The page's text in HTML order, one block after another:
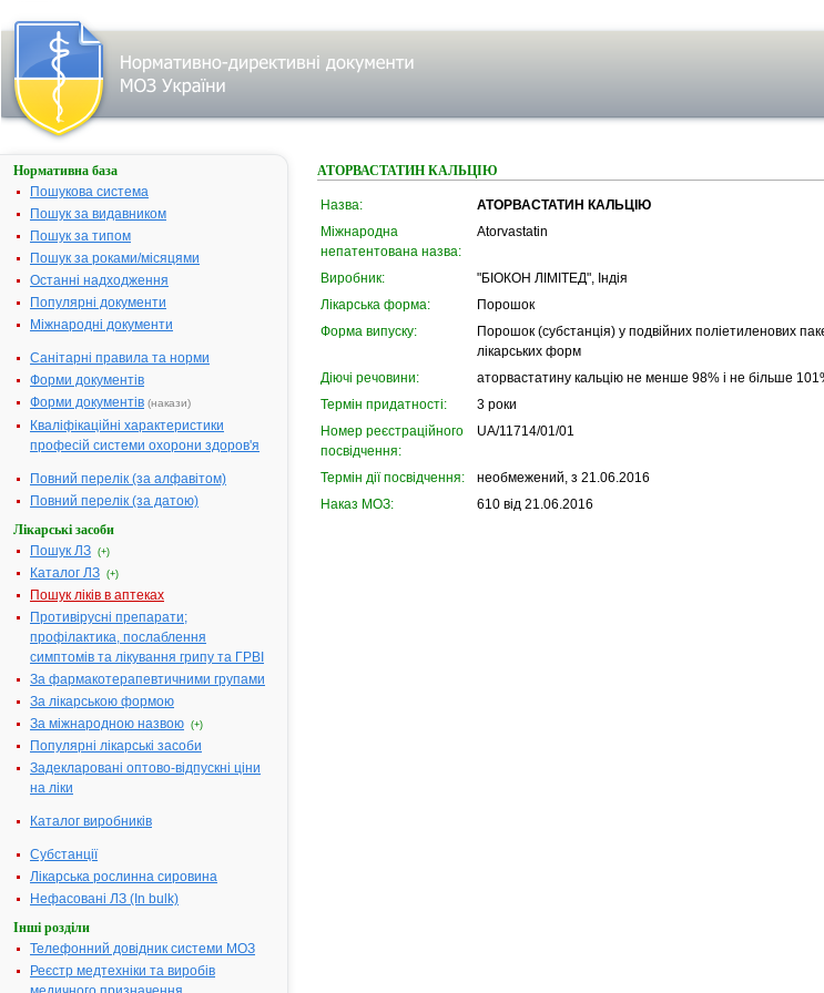
Нормативна база
Пошукова система
Пошук за видавником
Пошук за типом
Пошук за роками/місяцями
Останні надходження
Популярні документи
Міжнародні документи
Санітарні правила та норми
Форми документів
Форми документів (накази)
Кваліфікаційні характеристики
професій системи охорони здоров'я
Повний перелік (за алфавітом)
Повний перелік (за датою)
Лікарські засоби
Пошук ЛЗ (+)
Каталог ЛЗ (+)
Пошук ліків в аптеках
Противірусні препарати;
профілактика, послаблення
симптомів та лікування грипу та ГРВІ
За фармакотерапевтичними групами
За лікарською формою
За міжнародною назвою (+)
Популярні лікарські засоби
Задекларовані оптово-відпускні ціни
на ліки
Каталог виробників
Субстанції
Лікарська рослинна сировина
Нефасовані ЛЗ (In bulk)
Інші розділи
Телефонний довідник системи МОЗ
Реєстр медтехніки та виробів
АТОРВАСТАТИН КАЛЬЦІЮ
Назва:
АТОРВАСТАТИН КАЛЬЦІЮ
Міжнародна
непатентована назва:
Atorvastatin
Виробник:
"БІОКОН ЛІМІТЕД", Індія
Лікарська форма:
Порошок
Форма випуску:
Порошок (субстанція) у подвійних поліетиленових
лікарських форм
Діючі речовини:
аторвастатину кальцію не менше 98% і не більше
Термін придатності:
3 роки
Номер реєстраційного
посвідчення:
UA/11714/01/01
Термін дії посвідчення:
необмежений, з 21.06.2016
Наказ МОЗ:
610 від 21.06.2016